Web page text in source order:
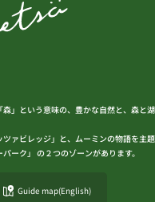
森」という意味の、豊かな自然と、森と湖
ァビレッジ」と、ムーミンの物語を主題
ーク」 の２つのゾーンがあります。
Guide map(English)